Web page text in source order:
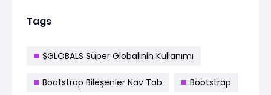
Tags
$GLOBALS Süper Globalinin Kullanımı
Bootstrap Bileşenler Nav Tab Bootstrap